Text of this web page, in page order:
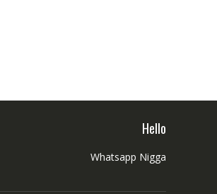
Hello
Whatsapp Nigga